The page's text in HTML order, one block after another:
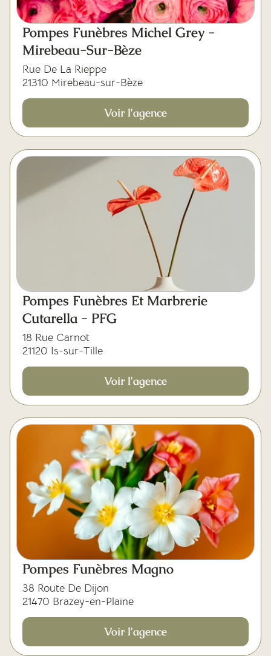
Pompes Funèbres Michel Grey -
Mirebeau-Sur-Bèze
Rue De La Rieppe
21310 Mirebeau-sur-Bèze
Voir l'agence
Pompes Funèbres Et Marbrerie
Cutarella - PFG
18 Rue Carnot
21120 Is-sur-Tille
Voir l'agence
Pompes Funèbres Magno
38 Route De Dijon
21470 Brazey-en-Plaine
Voir l'agence